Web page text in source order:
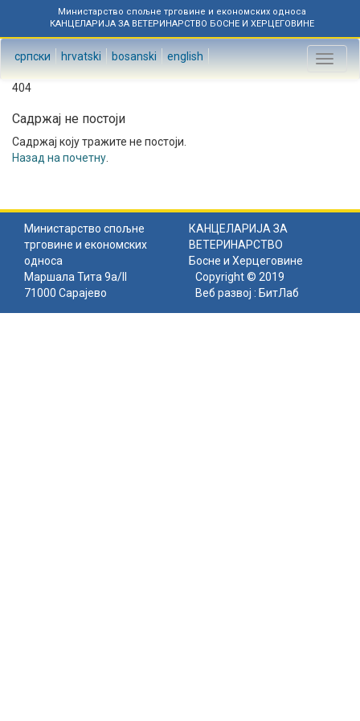
Министарство спољне трговине и економских односа
КАНЦЕЛАРИЈА ЗА ВЕТЕРИНАРСТВО БОСНЕ И ХЕРЦЕГОВИНЕ
српски hrvatski bosanski english
Toggle
404
Садржај не постоји
Садржај коју тражите не постоји.
Назад на почетну
Министарство спољне
трговине и економских
односа
КАНЦЕЛАРИЈА ЗА
ВЕТЕРИНАРСТВО
Босне и Херцеговине
Маршала Тита 9а/II
71000 Сарајево
Copyright © 2019
Веб развој : БитЛаб